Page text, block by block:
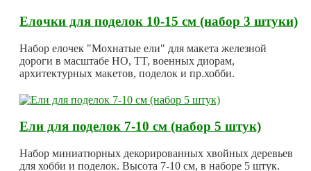
Елочки для поделок 10-15 см (набор 3 штуки)
Набор елочек "Мохнатые ели" для макета железной
дороги в масштабе HO, TT, военных диорам,
архитектурных макетов, поделок и пр.хобби.
Ели для поделок 7-10 см (набор 5 штук)
Набор миниатюрных декорированных хвойных деревьев
для хобби и поделок. Высота 7-10 см, в наборе 5 штук.